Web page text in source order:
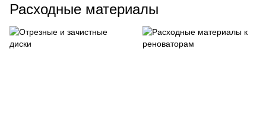
Расходные материалы